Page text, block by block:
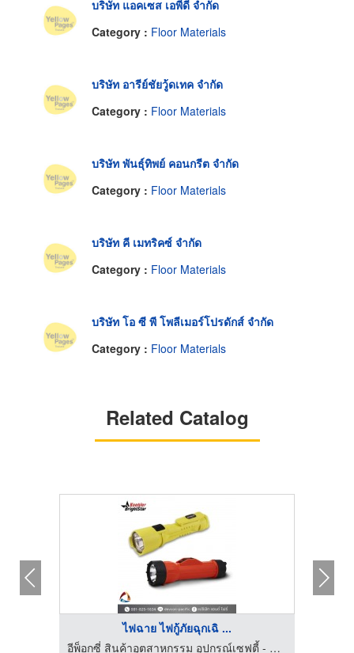
บริษัท แอคเซส เอพีดี จำกัด
Category : Floor Materials
บริษัท อารีย์ชัยวู้ดเทค จำกัด
Category : Floor Materials
บริษัท พันธุ์ทิพย์ คอนกรีต จำกัด
Category : Floor Materials
บริษัท คี เมทริคซ์ จำกัด
Category : Floor Materials
บริษัท โอ ซี พี โพลีเมอร์โปรดักส์ จำกัด
Category : Floor Materials
Related Catalog
ไฟฉาย ไฟกู้ภัยฉุกเฉิ ...
อีพ็อกซี่ สินค้าอุตสาหกรรม อุปกรณ์เซฟตี้ - แปซิฟิก แอนด์ ไฟร์ เออีซี